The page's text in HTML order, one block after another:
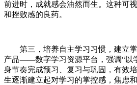
前进时，成就感会油然而生。这种可
和挫败感的良药。
第三，培养自主学习习惯，建立
产品——数字学习资源平台，强调“以
身节奏完成预习、复习与巩固，有效
生逐渐建立起对学习的掌控感，焦虑